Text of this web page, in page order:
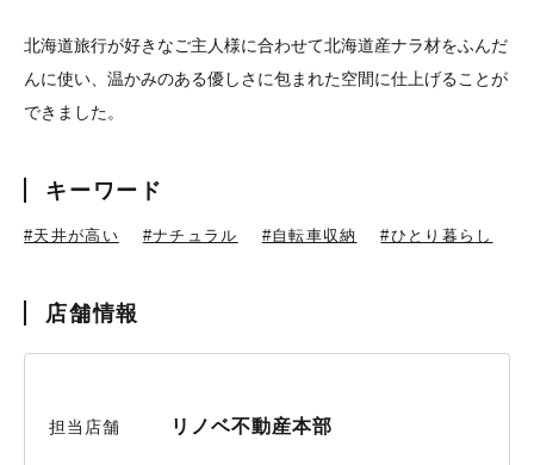
北海道旅行が好きなご主人様に合わせて北海道産ナラ材をふんだ
んに使い、温かみのある優しさに包まれた空間に仕上げることが
できました。
キーワード
#天井が高い #ナチュラル #自転車収納 #ひとり暮らし
店舗情報
担当店舗 リノベ不動産本部